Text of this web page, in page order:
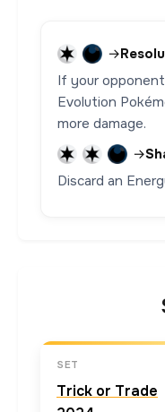
→
If your
Evolution
more damage.
→
Discard an
SET
Trick or Trade